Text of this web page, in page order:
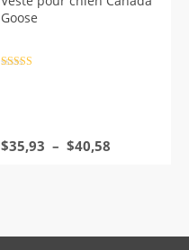
Goose
$35,93 – $40,58